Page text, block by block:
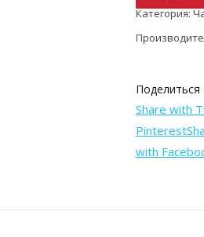
Категория:
Поделиться
Share with
Pinterest
with